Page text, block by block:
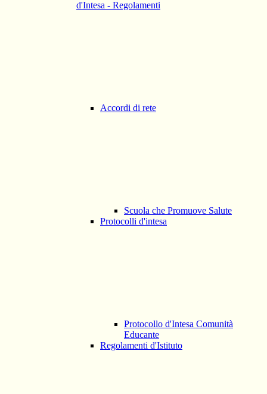
d'Intesa - Regolamenti
Accordi di rete
Scuola che Promuove Salute
Protocolli d'intesa
Protocollo d'Intesa Comunità
Educante
Regolamenti d'Istituto